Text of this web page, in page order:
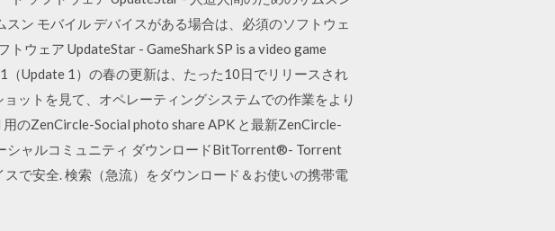
ン モバイル デバイスがある場合は、必須のソフトウェ
ウェア UpdateStar - GameShark SP is a video game
Update 1）の春の更新は、たった10日でリリースされ
ットを見て、オペレーティングシステムでの作業をより
のZenCircle-Social photo share APK と最新ZenCircle-
シャルコミュニティ ダウンロードBitTorrent®- Torrent
で安全. 検索（急流）をダウンロード＆お使いの携帯電